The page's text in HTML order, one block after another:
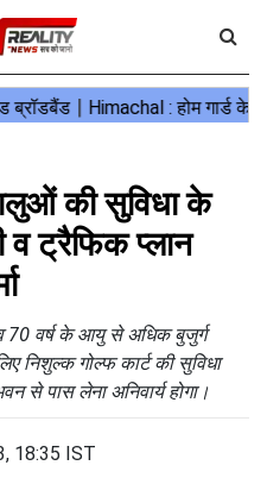
की सुविधा के
व ट्रैफिक प्लान
व 70 वर्ष के आयु से अधिक बुजुर्ग
निशुल्क गोल्फ कार्ट की सुविधा
से पास लेना अनिवार्य होगा।
18:35 IST